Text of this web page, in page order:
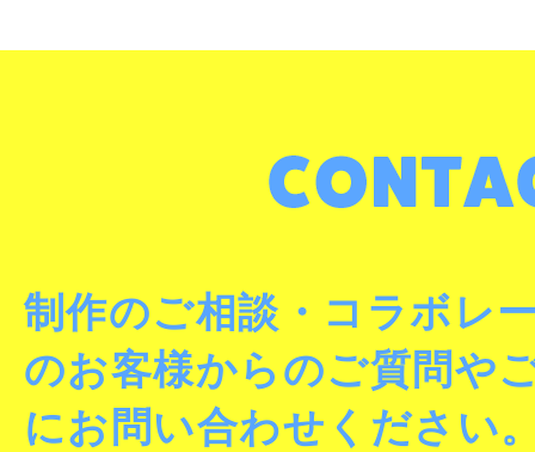
制作のご相談・コラボレ
のお客様からのご質問や
にお問い合わせください